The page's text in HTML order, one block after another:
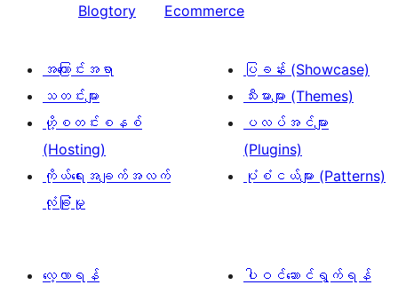
Blogtory
Ecommerce
အကြောင်းအရာ
သတင်းများ
ဟို့စတင်းစနစ်
(Hosting)
ကိုယ်ရေးအချက်အလက်
လုံခြုံမှု
ပြခန်း (Showcase)
သီးမားများ (Themes)
ပလပ်အင်များ
(Plugins)
ပုံစံငယ်များ (Patterns)
လေ့လာရန်
ပါဝင်ဆောင်ရွက်ရန်